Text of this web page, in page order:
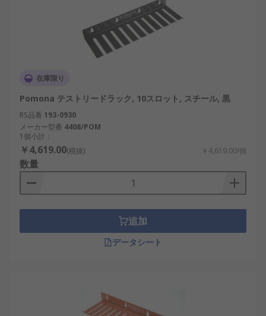
在庫限り
Pomona テストリードラック, 10スロット, スチール, 黒
RS品番 193-0930
メーカー型番 4408/POM
1個小計：
￥4,619.00(税抜) ￥4,619.00/個
数量
追加
データシート